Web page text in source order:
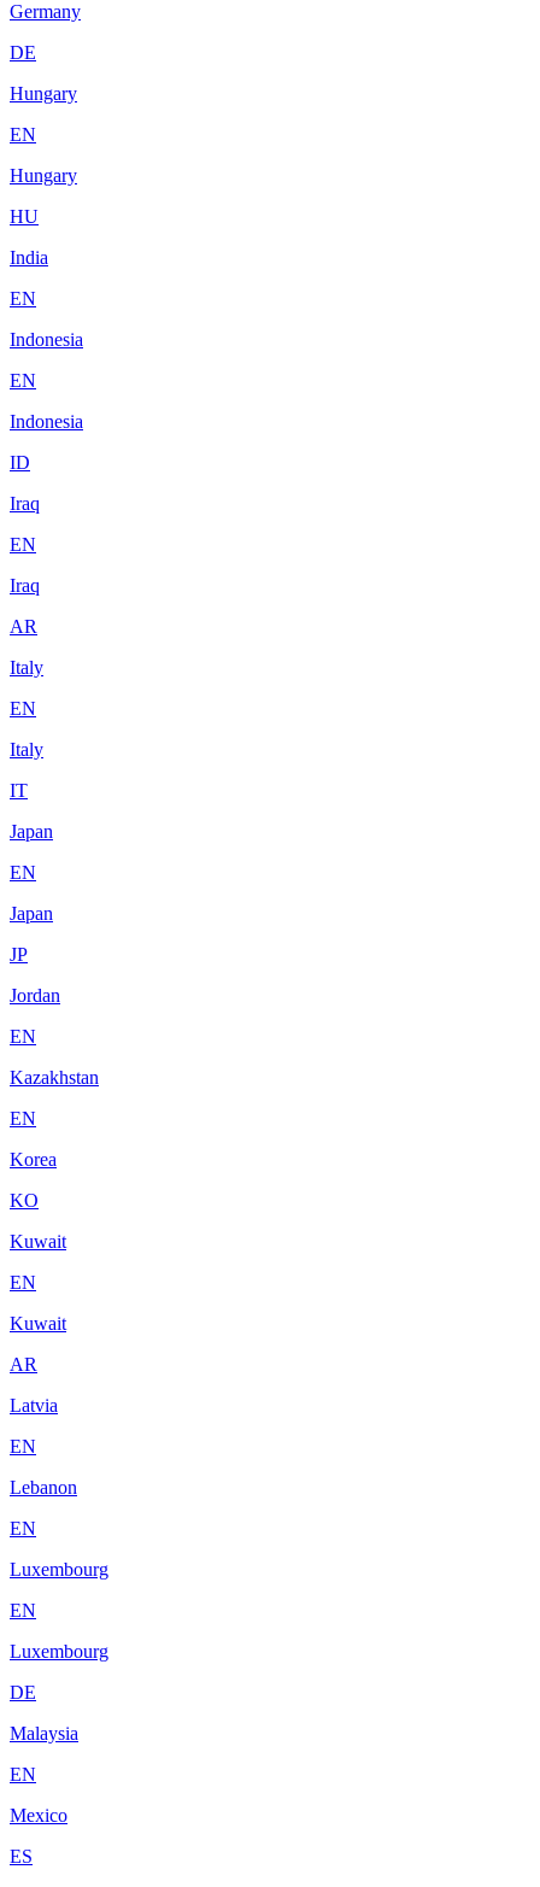
Germany
DE
Hungary
EN
Hungary
HU
India
EN
Indonesia
EN
Indonesia
ID
Iraq
EN
Iraq
AR
Italy
EN
Italy
IT
Japan
EN
Japan
JP
Jordan
EN
Kazakhstan
EN
Korea
KO
Kuwait
EN
Kuwait
AR
Latvia
EN
Lebanon
EN
Luxembourg
EN
Luxembourg
DE
Malaysia
EN
Mexico
ES